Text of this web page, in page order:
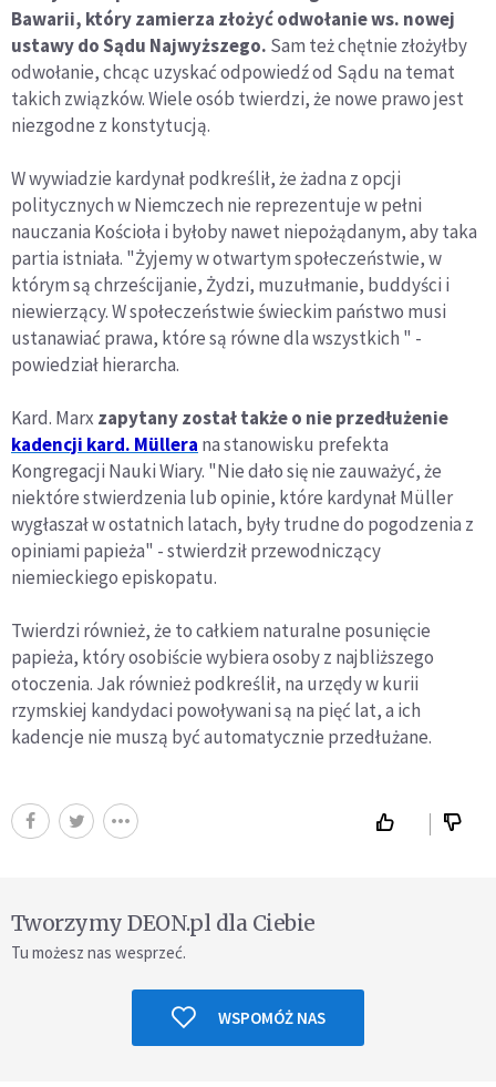
Bawarii, który zamierza złożyć odwołanie ws. nowej
ustawy do Sądu Najwyższego. Sam też chętnie złożyłby
odwołanie, chcąc uzyskać odpowiedź od Sądu na temat
takich związków. Wiele osób twierdzi, że nowe prawo jest
niezgodne z konstytucją.
W wywiadzie kardynał podkreślił, że żadna z opcji
politycznych w Niemczech nie reprezentuje w pełni
nauczania Kościoła i byłoby nawet niepożądanym, aby taka
partia istniała. "Żyjemy w otwartym społeczeństwie, w
którym są chrześcijanie, Żydzi, muzułmanie, buddyści i
niewierzący. W społeczeństwie świeckim państwo musi
ustanawiać prawa, które są równe dla wszystkich " -
powiedział hierarcha.
Kard. Marx zapytany został także o nie przedłużenie
kadencji kard. Müllera na stanowisku prefekta
Kongregacji Nauki Wiary. "Nie dało się nie zauważyć, że
niektóre stwierdzenia lub opinie, które kardynał Müller
wygłaszał w ostatnich latach, były trudne do pogodzenia z
opiniami papieża" - stwierdził przewodniczący
niemieckiego episkopatu.
Twierdzi również, że to całkiem naturalne posunięcie
papieża, który osobiście wybiera osoby z najbliższego
otoczenia. Jak również podkreślił, na urzędy w kurii
rzymskiej kandydaci powoływani są na pięć lat, a ich
kadencje nie muszą być automatycznie przedłużane.
Tworzymy DEON.pl dla Ciebie
Tu możesz nas wesprzeć.
WSPOMÓŻ NAS